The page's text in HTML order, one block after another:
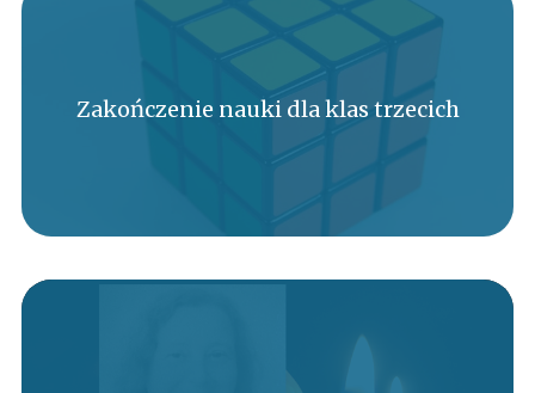
Zakończenie nauki dla klas trzecich